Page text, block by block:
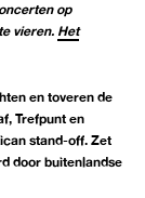
op
vieren. Het
en toveren de
Trefpunt en
stand-off. Zet
door buitenlandse